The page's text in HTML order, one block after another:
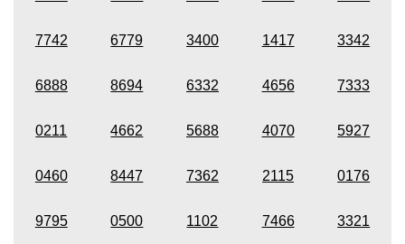
7742 6779 3400 1417 3342
6888 8694 6332 4656 7333
0211 4662 5688 4070 5927
0460 8447 7362 2115 0176
9795 0500 1102 7466 3321